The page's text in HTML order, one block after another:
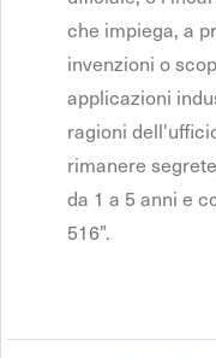
che impiega, a
invenzioni o
applicazioni
ragioni
rimanere
da 1 a 5 anni e
516".